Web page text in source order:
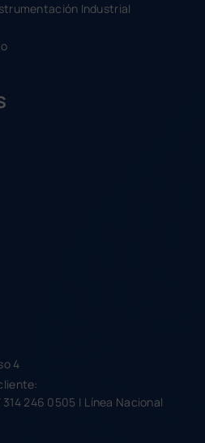
Industrial
4
314 246 0505 | Línea Nacional